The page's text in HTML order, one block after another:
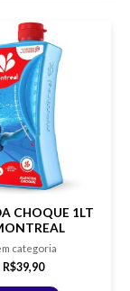
CHOQUE 1LT
categoria
R$39,90